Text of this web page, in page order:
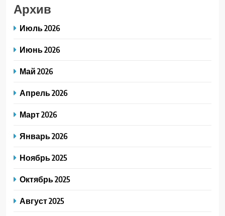
Архив
Июль 2026
Июнь 2026
Май 2026
Апрель 2026
Март 2026
Январь 2026
Ноябрь 2025
Октябрь 2025
Август 2025